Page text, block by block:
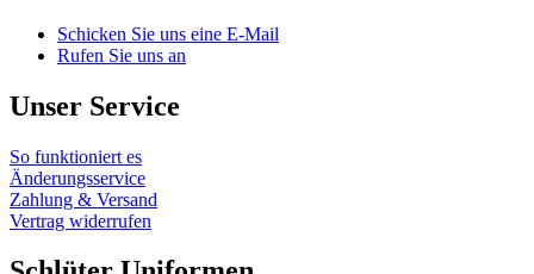
Schicken Sie uns eine E-Mail
Rufen Sie uns an
Unser Service
So funktioniert es
Änderungsservice
Zahlung & Versand
Vertrag widerrufen